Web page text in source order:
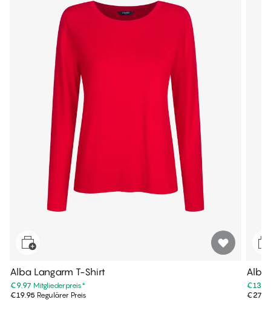
Alba Langarm T-Shirt
€9.97 Mitgliederpreis*
€19.95 Regulärer Preis
Alba
€13.97